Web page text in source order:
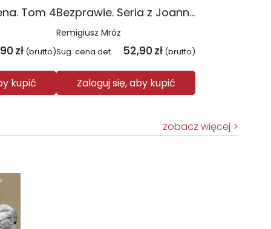
Tom 4
zł (brutto)
kupić
Bezprawie. Seria z Joanną Chyłką. Tom 20
Remigiusz Mróz
Sug. cena det. 52,90 zł (brutto)
Zaloguj się, aby kupić
zobacz więcej